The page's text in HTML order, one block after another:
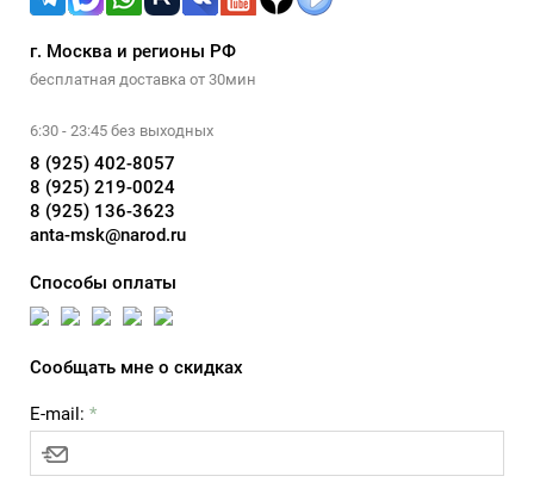
г. Москва и регионы РФ
бесплатная доставка от 30мин
6:30 - 23:45 без выходных
8 (925) 402-8057
8 (925) 219-0024
8 (925) 136-3623
anta-msk@narod.ru
Способы оплаты
Сообщать мне о скидках
E-mail: *